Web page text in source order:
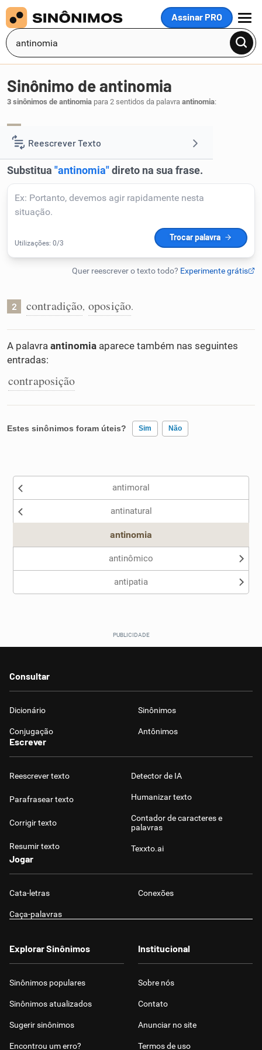
Assinar PRO
MENU
Reescrever Texto
Resumir Texto
Corrigir Texto
Detector de IA
Humanizador de IA
Cata-letras
Caça-palavras
Sinônimo de antinomia
3 sinônimos de antinomia para 2 sentidos da palavra antinomia:
2 contradição, oposição.
A palavra antinomia aparece também nas seguintes
entradas:
contraposição
Estes sinônimos foram úteis? Sim Não
Nenhum dos sinônimos apresentados me ajudou
antimoral
antinatural
antinomia
antinômico
antipatia
Consultar
Dicionário Sinônimos
Conjugação Antônimos
Escrever
Reescrever texto
Parafrasear texto
Corrigir texto
Resumir texto
Detector de IA
Humanizar texto
Contador de caracteres e
palavras
Texxto.ai
Jogar
Cata-letras Conexões
Caça-palavras
Explorar Sinônimos
Sinônimos populares
Sinônimos atualizados
Sugerir sinônimos
Encontrou um erro?
Institucional
Sobre nós
Contato
Anunciar no site
Termos de uso